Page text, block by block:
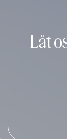
Låt